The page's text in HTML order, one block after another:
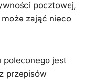
pocztowej,
zająć nieco
poleconego jest
przepisów